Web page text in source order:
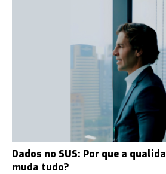
Dados no SUS: Por que a
muda tudo?